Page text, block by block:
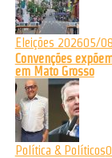
Eleições 202605/
Convenções
em Mato Grosso
Política & Políticos